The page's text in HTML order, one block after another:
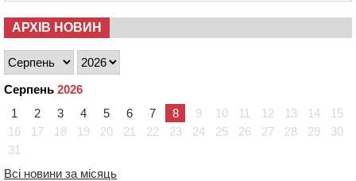
АРХІВ НОВИН
Серпень 2026
1
2 3 4 5 6 7 8 9 10 11 12 13 14
15
16
17 18 19 20 21 22 23 24 25 26 27 28 29
30
31
Всі новини за місяць